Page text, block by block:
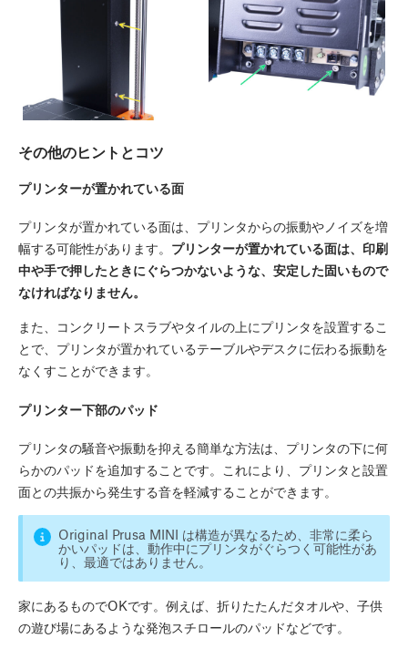
その他のヒントとコツ
プリンターが置かれている面
プリンタが置かれている面は、プリンタからの振動やノイズを増
幅する可能性があります。 プリンターが置かれている面は、印刷
中や手で押したときにぐらつかないような、安定した固いもので
なければなりません。
また、コンクリートスラブやタイルの上にプリンタを設置するこ
とで、プリンタが置かれているテーブルやデスクに伝わる振動を
なくすことができます。
プリンター下部のパッド
プリンタの騒音や振動を抑える簡単な方法は、プリンタの下に何
らかのパッドを追加することです。これにより、プリンタと設置
面との共振から発生する音を軽減することができます。
Original Prusa MINI は構造が異なるため、非常に柔ら
かいパッドは、動作中にプリンタがぐらつく可能性があ
り、最適ではありません。
家にあるものでOKです。例えば、折りたたんだタオルや、子供
の遊び場にあるような発泡スチロールのパッドなどです。